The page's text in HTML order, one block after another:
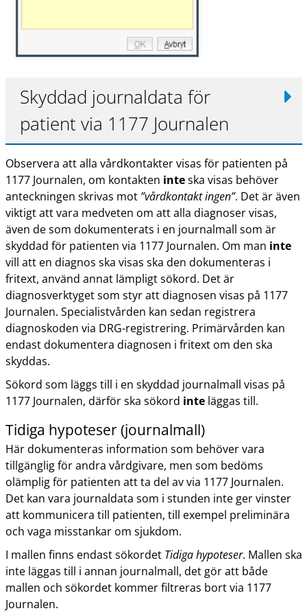
Skyddad journaldata för
patient via 1177 Journalen
Observera att alla vårdkontakter visas för patienten på
1177 Journalen, om kontakten inteska visas behöver
anteckningen skrivas mot ”vårdkontakt ingen”. Det är även
viktigt att vara medveten om att alla diagnoser visas,
även de som dokumenterats i en journalmall som är
skyddad för patienten via 1177 Journalen. Om man inte
vill att en diagnos ska visas ska den dokumenteras i
fritext, använd annat lämpligt sökord. Det är
diagnosverktyget som styr att diagnosen visas på 1177
Journalen. Specialistvården kan sedan registrera
diagnoskoden via DRG-registrering. Primärvården kan
endast dokumentera diagnosen i fritext om den ska
skyddas.
Sökord som läggs till i en skyddad journalmall visas på
1177 Journalen, därför ska sökord inteläggas till.
Tidiga hypoteser (journalmall)
Här dokumenteras information som behöver vara
tillgänglig för andra vårdgivare, men som bedöms
olämplig för patienten att ta del av via 1177 Journalen.
Det kan vara journaldata som i stunden inte ger vinster
att kommunicera till patienten, till exempel preliminära
och vaga misstankar om sjukdom.
I mallen finns endast sökordet Tidiga hypoteser. Mallen ska
inte läggas till i annan journalmall, det gör att både
mallen och sökordet kommer filtreras bort via 1177
Journalen.